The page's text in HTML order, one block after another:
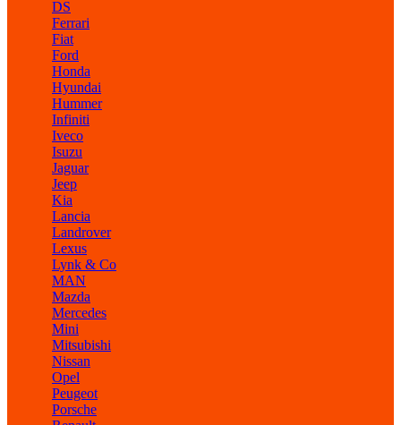
DS
Ferrari
Fiat
Ford
Honda
Hyundai
Hummer
Infiniti
Iveco
Isuzu
Jaguar
Jeep
Kia
Lancia
Landrover
Lexus
Lynk & Co
MAN
Mazda
Mercedes
Mini
Mitsubishi
Nissan
Opel
Peugeot
Porsche